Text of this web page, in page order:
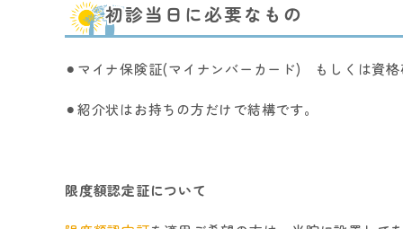
初診当日に必要なもの
⚫︎マイナ保険証(マイナンバーカード) もしくは資
⚫︎紹介状はお持ちの方だけで結構です。
限度額認定証について